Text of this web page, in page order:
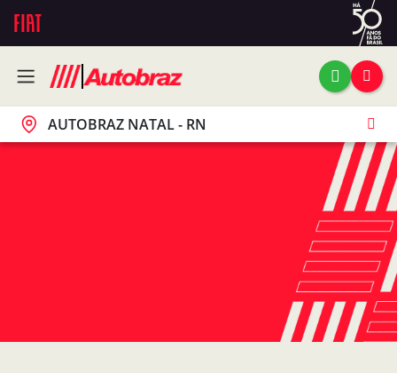
AUTOBRAZ NATAL - RN